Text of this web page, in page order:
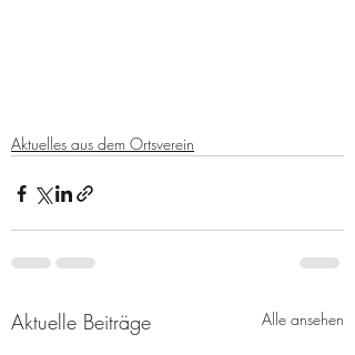
Aktuelles aus dem Ortsverein
Aktuelle Beiträge Alle ansehen